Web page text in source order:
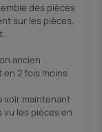
des pièces
sur les pièces,
ancien
2 fois moins
voir maintenant
vu les pièces en